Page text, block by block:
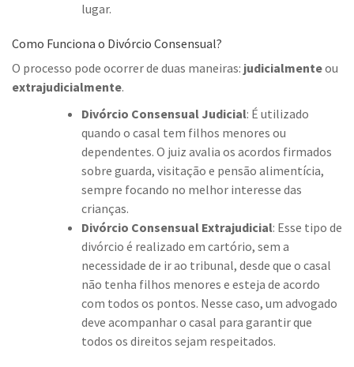
lugar.
Como Funciona o Divórcio Consensual?
O processo pode ocorrer de duas maneiras: judicialmenteou
extrajudicialmente.
Divórcio Consensual Judicial: É utilizado
quando o casal tem filhos menores ou
dependentes. O juiz avalia os acordos firmados
sobre guarda, visitação e pensão alimentícia,
sempre focando no melhor interesse das
crianças.
Divórcio Consensual Extrajudicial: Esse tipo de
divórcio é realizado em cartório, sem a
necessidade de ir ao tribunal, desde que o casal
não tenha filhos menores e esteja de acordo
com todos os pontos. Nesse caso, um advogado
deve acompanhar o casal para garantir que
todos os direitos sejam respeitados.